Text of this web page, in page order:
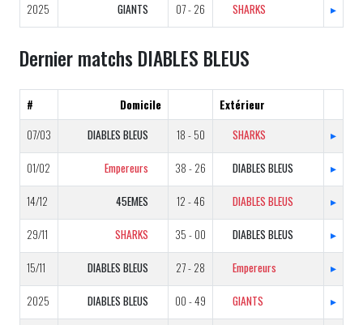
2025 GIANTS 07 - 26 SHARKS ▸
Dernier matchs DIABLES BLEUS
# Domicile
Extérieur
07/03
DIABLES BLEUS 18 - 50 SHARKS ▸
01/02 Empereurs 38 - 26 DIABLES BLEUS ▸
14/12 45EMES 12 - 46 DIABLES BLEUS ▸
29/11 SHARKS 35 - 00 DIABLES BLEUS ▸
15/11 DIABLES BLEUS 27 - 28 Empereurs ▸
2025 DIABLES BLEUS 00 - 49 GIANTS ▸